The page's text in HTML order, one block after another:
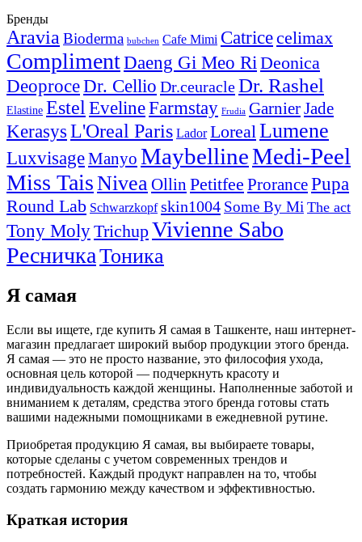
Бренды
AraviaBioderma bubchen Cafe Mimi Catricecelimax
ComplimentDaeng Gi Meo RiDeonica
DeoproceDr. Cellio Dr.ceuracleDr. Rashel
Elastine EstelEvelineFarmstay Frudia GarnierJade
Kerasys L'Oreal Paris Lador LorealLumene
LuxvisageManyo MaybellineMedi-Peel
Miss TaisNiveaOllin Petitfee ProrancePupa
Round Lab Schwarzkopf skin1004 Some By Mi The act
Tony MolyTrichupVivienne Sabo
РесничкаТоника
Я самая
Если вы ищете, где купить Я самая в Ташкенте, наш интернет-
магазин предлагает широкий выбор продукции этого бренда.
Я самая — это не просто название, это философия ухода,
основная цель которой — подчеркнуть красоту и
индивидуальность каждой женщины. Наполненные заботой и
вниманием к деталям, средства этого бренда готовы стать
вашими надежными помощниками в ежедневной рутине.
Приобретая продукцию Я самая, вы выбираете товары,
которые сделаны с учетом современных трендов и
потребностей. Каждый продукт направлен на то, чтобы
создать гармонию между качеством и эффективностью.
Краткая история